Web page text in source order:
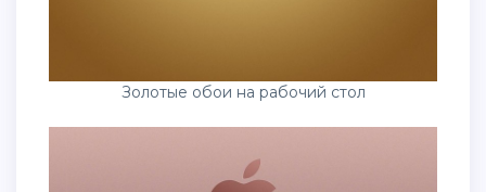
Золотые обои на рабочий стол